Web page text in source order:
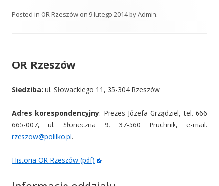
Posted in OR Rzeszów on 9 lutego 2014byAdmin.
OR Rzeszów
Siedziba: ul. Słowackiego 11, 35-304 Rzeszów
Adres korespondencyjny: Prezes Józefa Grządziel, tel. 666
665-007, ul. Słoneczna 9, 37-560 Pruchnik, e-mail:
rzeszow@polilko.pl.
Historia OR Rzeszów (pdf)